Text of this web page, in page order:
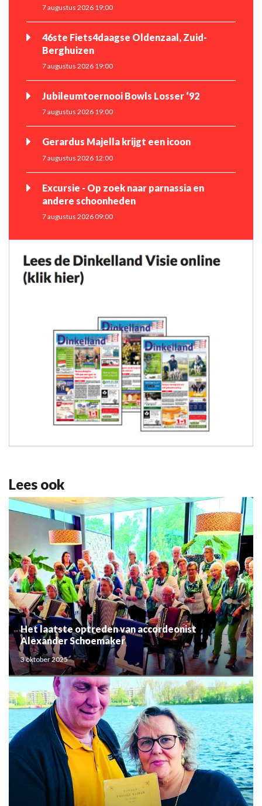
7 augustus 2026 19:00
46ste Fiets4daagse Oldenzaal, Zuid-
Berghuizen
7 augustus 2026 19:00
Jubileumtoernooi Bowls Losser ‘92
7 augustus 2026 19:00
Gerardus Majella krijgt een icoon
7 augustus 2026 12:00
Excursie - Op zoek naar parnassia en
andere schoonheden
7 augustus 2026 09:00
Lees ook
Het laatste optreden van accordeonist
Alexander Schoemaker
3 oktober 2025